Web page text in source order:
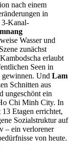
nach einem
in
3-Kanal-
Wasser und
zunächst
erlaubt
Seen in
gewinnen. Und Lam
Schnitten aus
ungeschönt ein
Chi Minh City. In
Etagen errichtet,
Sozialstruktur auf
– ein verlorener
von heute.